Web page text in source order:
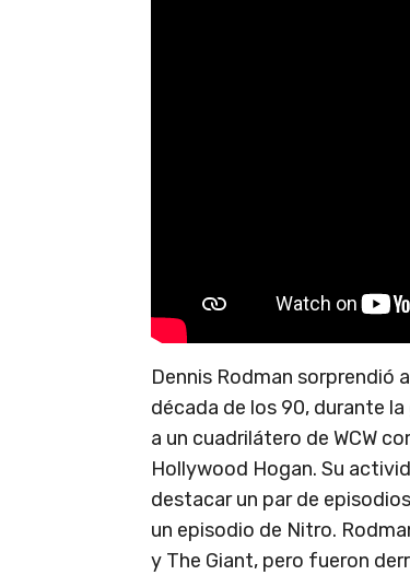
Dennis Rodman sorprendió
década de los 90, durante
a un cuadrilátero de WCW
Hollywood Hogan. Su
destacar un par de
un episodio de Nitro.
y The Giant, pero fueron